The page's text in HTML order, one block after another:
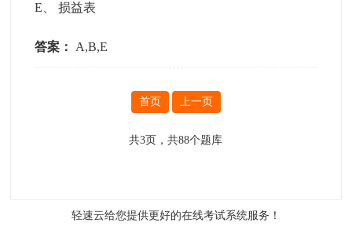
E 、损益表
答案： A,B,E
首页 上一页
共3页，共88个题库
轻速云给您提供更好的在线考试系统服务！